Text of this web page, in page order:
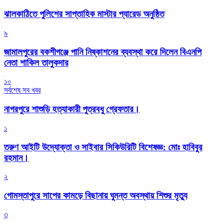
‎ঝালকাঠিতে পুলিশের সাপ্তাহিক মাস্টার প্যারেড অনুষ্ঠিত
৯
জামালপুরের বকশীগঞ্জে পানি নিষ্কাশনের ব্যবস্থা করে দিলেন বিএনপি
নেতা শাকিল তালুকদার
১০
সর্বশেষ সব খবর
নাগরপুরে শাশুড়ি হত্যাকারী পুত্রবধু গ্রেফতার।
১
তরুণ আইটি উদ্যোক্তা ও সাইবার সিকিউরিটি বিশেষজ্ঞ: মোঃ হাবিবুর
রহমান।
২
গোমস্তাপুরে সাপের কামড়ে বিছানায় ঘুমন্ত অবস্থায় শিশুর মৃত্যু
৩